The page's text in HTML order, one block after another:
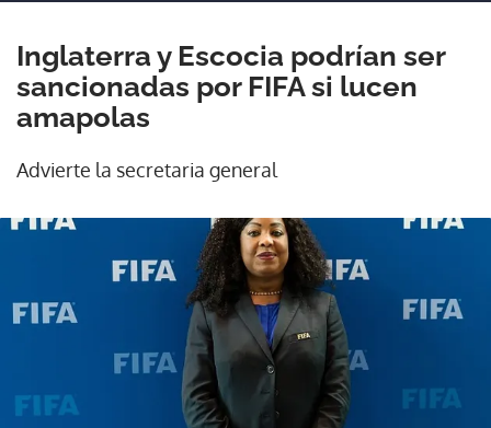
Inglaterra y Escocia podrían ser
sancionadas por FIFA si lucen
amapolas
Advierte la secretaria general